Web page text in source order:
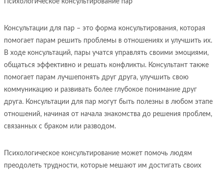
Психологическое консультирование пар
Консультации для пар – это форма консультирования, которая
помогает парам решить проблемы в отношениях и улучшить их.
В ходе консультаций, пары учатся управлять своими эмоциями,
общаться эффективно и решать конфликты. Консультант также
помогает парам лучшепонять друг друга, улучшить свою
коммуникацию и развивать более глубокое понимание друг
друга. Консультации для пар могут быть полезны в любом этапе
отношений, начиная от начала знакомства до решения проблем,
связанных с браком или разводом.
Психологическое консультирование может помочь людям
преодолеть трудности, которые мешают им достигать своих